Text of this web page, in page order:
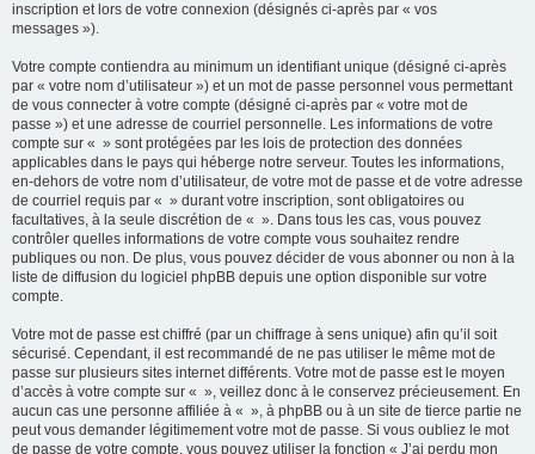
inscription et lors de votre connexion (désignés ci-après par « vos
messages »).
Votre compte contiendra au minimum un identifiant unique (désigné ci-après
par « votre nom d’utilisateur ») et un mot de passe personnel vous permettant
de vous connecter à votre compte (désigné ci-après par « votre mot de
passe ») et une adresse de courriel personnelle. Les informations de votre
compte sur « » sont protégées par les lois de protection des données
applicables dans le pays qui héberge notre serveur. Toutes les informations,
en-dehors de votre nom d’utilisateur, de votre mot de passe et de votre adresse
de courriel requis par « » durant votre inscription, sont obligatoires ou
facultatives, à la seule discrétion de « ». Dans tous les cas, vous pouvez
contrôler quelles informations de votre compte vous souhaitez rendre
publiques ou non. De plus, vous pouvez décider de vous abonner ou non à la
liste de diffusion du logiciel phpBB depuis une option disponible sur votre
compte.
Votre mot de passe est chiffré (par un chiffrage à sens unique) afin qu’il soit
sécurisé. Cependant, il est recommandé de ne pas utiliser le même mot de
passe sur plusieurs sites internet différents. Votre mot de passe est le moyen
d’accès à votre compte sur « », veillez donc à le conservez précieusement. En
aucun cas une personne affiliée à « », à phpBB ou à un site de tierce partie ne
peut vous demander légitimement votre mot de passe. Si vous oubliez le mot
de passe de votre compte, vous pouvez utiliser la fonction « J’ai perdu mon